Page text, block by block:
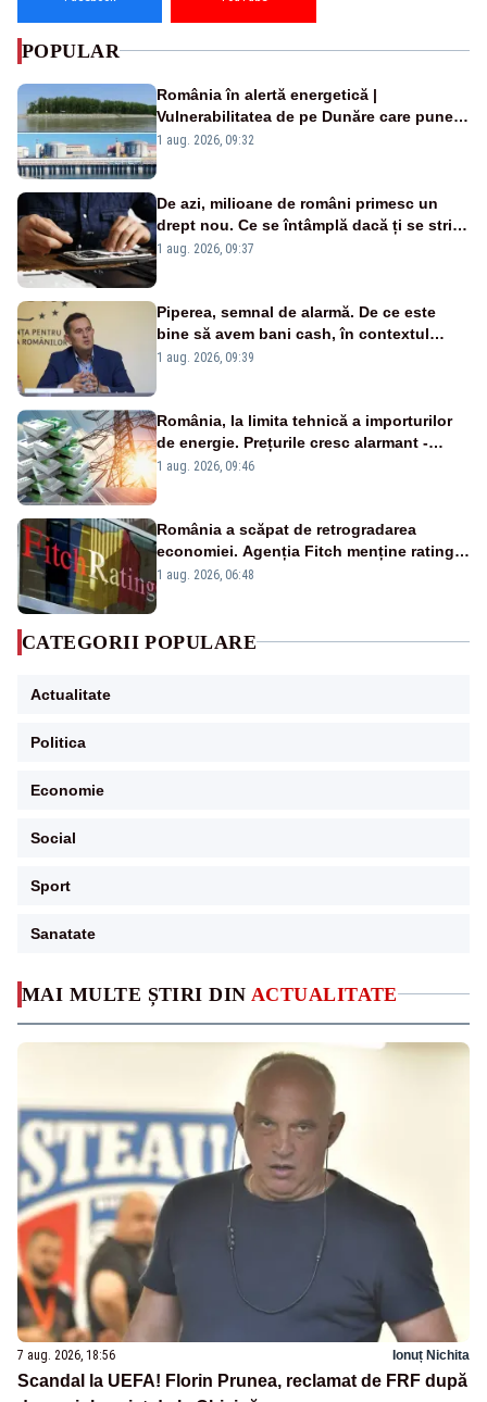
MAI MULTE ȘTIRI DIN ACTUALITATE
7 aug. 2026, 18:56 Ionuț Nichita
Scandal la UEFA! Florin Prunea, reclamat de FRF după
POPULAR
România în alertă energetică |
Vulnerabilitatea de pe Dunăre care pune
în pericol Centrala Cernavodă era
1 aug. 2026, 09:32
De azi, milioane de români primesc un
drept nou. Ce se întâmplă dacă ți se strică
un produs
1 aug. 2026, 09:37
Piperea, semnal de alarmă. De ce este
bine să avem bani cash, în contextul
alertei energetice?
1 aug. 2026, 09:39
România, la limita tehnică a importurilor
de energie. Prețurile cresc alarmant -
Analiză Realitatea Plus
1 aug. 2026, 09:46
România a scăpat de retrogradarea
economiei. Agenția Fitch menține ratingul
„BBB-” cu perspectivă negativă
1 aug. 2026, 06:48
CATEGORII POPULARE
Actualitate
Politica
Economie
Social
Sport
Sanatate